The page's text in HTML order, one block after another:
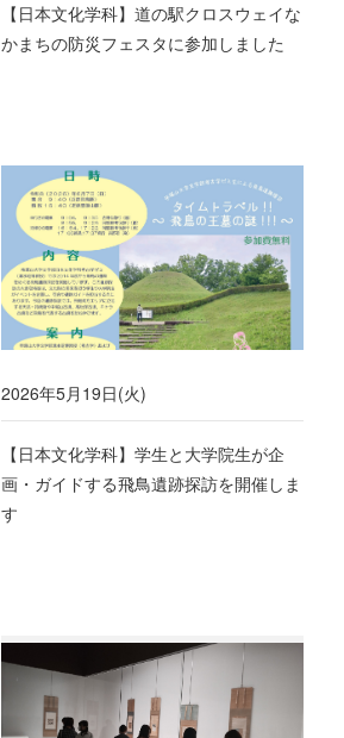
【日本文化学科】道の駅クロスウェイな
かまちの防災フェスタに参加しました
2026年5月19日(火)
【日本文化学科】学生と大学院生が企
画・ガイドする飛鳥遺跡探訪を開催しま
す